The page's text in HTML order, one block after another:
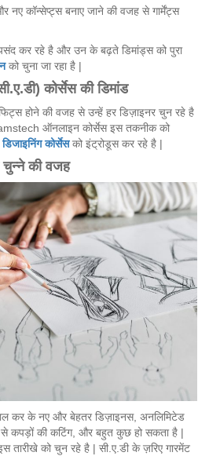
कॉन्सेप्ट्स बनाए जाने की वजह से गार्मेंट्स
कर रहे है और उन के बढ़ते डिमांड्स को पुरा
को चुना जा रहा है |
.डी)कोर्सेस की डिमांड
होने की वजह से उन्हें हर डिज़ाइनर चुन रहे है
ऑनलाइन कोर्सेस इस तकनीक को
डिजाइनिंग कोर्सेसको इंट्रोडूस कर रहे है |
चुन्ने की वजह
कर के नए और बेहतर डिज़ाइनस, अनलिमिटेड
कपड़ों की कटिंग, और बहुत कुछ हो सकता है |
को चुन रहे है | सी.ए.डी के ज़रिए गारमेंट